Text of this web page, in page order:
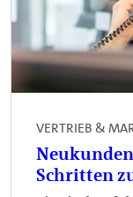
VERTRIEB &
Schritten